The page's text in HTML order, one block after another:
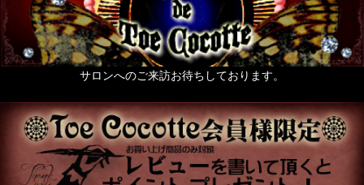
サロンへのご来訪お待ちしております。